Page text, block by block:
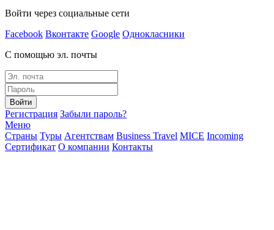
Войти через социальные сети
Facebook Вконтакте Google Однокласники
С помощью эл. почты
Войти
Регистрация Забыли пароль?
Меню
Страны Туры Агентствам Business Travel MICE Incoming
Сертификат О компании Контакты